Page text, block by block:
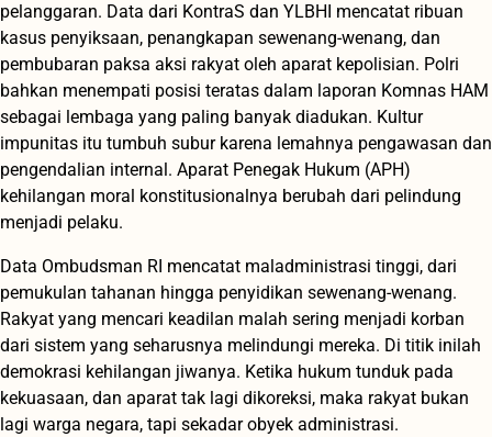
pelanggaran. Data dari KontraS dan YLBHI mencatat ribuan
kasus penyiksaan, penangkapan sewenang-wenang, dan
pembubaran paksa aksi rakyat oleh aparat kepolisian. Polri
bahkan menempati posisi teratas dalam laporan Komnas HAM
sebagai lembaga yang paling banyak diadukan. Kultur
impunitas itu tumbuh subur karena lemahnya pengawasan dan
pengendalian internal. Aparat Penegak Hukum (APH)
kehilangan moral konstitusionalnya berubah dari pelindung
menjadi pelaku.
Data Ombudsman RI mencatat maladministrasi tinggi, dari
pemukulan tahanan hingga penyidikan sewenang-wenang.
Rakyat yang mencari keadilan malah sering menjadi korban
dari sistem yang seharusnya melindungi mereka. Di titik inilah
demokrasi kehilangan jiwanya. Ketika hukum tunduk pada
kekuasaan, dan aparat tak lagi dikoreksi, maka rakyat bukan
lagi warga negara, tapi sekadar obyek administrasi.